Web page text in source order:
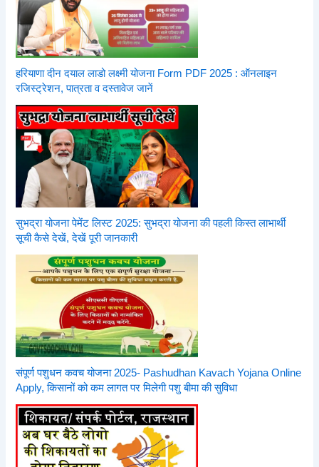
हरियाणा दीन दयाल लाडो लक्ष्मी योजना Form PDF 2025 : ऑनलाइन
रजिस्ट्रेशन, पात्रता व दस्तावेज जानें
सुभद्रा योजना पेमेंट लिस्ट 2025: सुभद्रा योजना की पहली किस्त लाभार्थी
सूची कैसे देखें, देखें पूरी जानकारी
संपूर्ण पशुधन कवच योजना 2025- Pashudhan Kavach Yojana Online
Apply, किसानों को कम लागत पर मिलेगी पशु बीमा की सुविधा